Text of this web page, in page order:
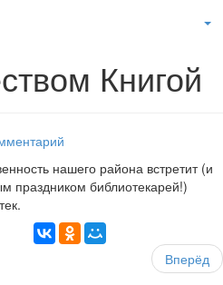
Книгой
нашего района встретит (и
праздником библиотекарей!)
Вперёд